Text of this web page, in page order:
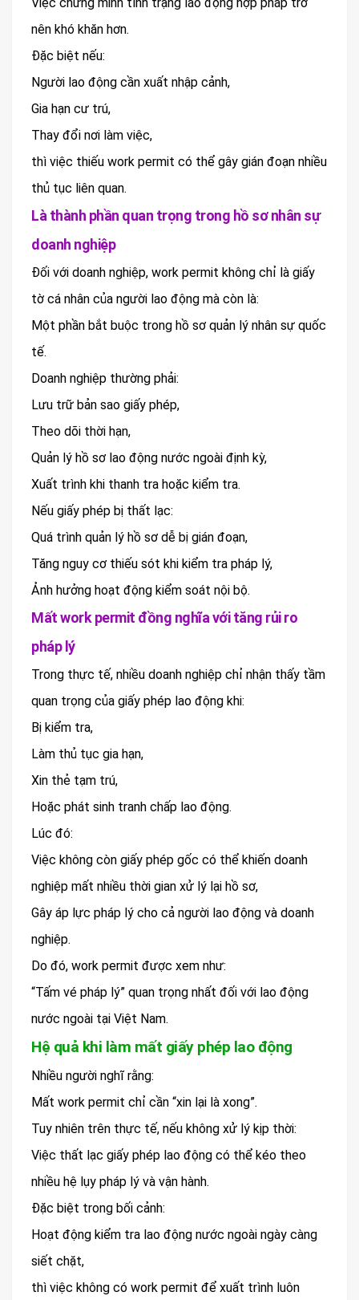
nên khó khăn hơn.
Đặc biệt nếu:
Người lao động cần xuất nhập cảnh,
Gia hạn cư trú,
Thay đổi nơi làm việc,
thì việc thiếu work permit có thể gây gián đoạn nhiều
thủ tục liên quan.
Là thành phần quan trọng trong hồ sơ nhân sự
doanh nghiệp
Đối với doanh nghiệp, work permit không chỉ là giấy
tờ cá nhân của người lao động mà còn là:
Một phần bắt buộc trong hồ sơ quản lý nhân sự quốc
tế.
Doanh nghiệp thường phải:
Lưu trữ bản sao giấy phép,
Theo dõi thời hạn,
Quản lý hồ sơ lao động nước ngoài định kỳ,
Xuất trình khi thanh tra hoặc kiểm tra.
Nếu giấy phép bị thất lạc:
Quá trình quản lý hồ sơ dễ bị gián đoạn,
Tăng nguy cơ thiếu sót khi kiểm tra pháp lý,
Ảnh hưởng hoạt động kiểm soát nội bộ.
Mất work permit đồng nghĩa với tăng rủi ro
pháp lý
Trong thực tế, nhiều doanh nghiệp chỉ nhận thấy tầm
quan trọng của giấy phép lao động khi:
Bị kiểm tra,
Làm thủ tục gia hạn,
Xin thẻ tạm trú,
Hoặc phát sinh tranh chấp lao động.
Lúc đó:
Việc không còn giấy phép gốc có thể khiến doanh
nghiệp mất nhiều thời gian xử lý lại hồ sơ,
Gây áp lực pháp lý cho cả người lao động và doanh
nghiệp.
Do đó, work permit được xem như:
“Tấm vé pháp lý” quan trọng nhất đối với lao động
nước ngoài tại Việt Nam.
Hệ quả khi làm mất giấy phép lao động
Nhiều người nghĩ rằng:
Mất work permit chỉ cần “xin lại là xong”.
Tuy nhiên trên thực tế, nếu không xử lý kịp thời:
Việc thất lạc giấy phép lao động có thể kéo theo
nhiều hệ lụy pháp lý và vận hành.
Đặc biệt trong bối cảnh:
Hoạt động kiểm tra lao động nước ngoài ngày càng
siết chặt,
thì việc không có work permit để xuất trình luôn